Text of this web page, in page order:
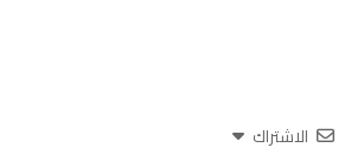
الاشتراك